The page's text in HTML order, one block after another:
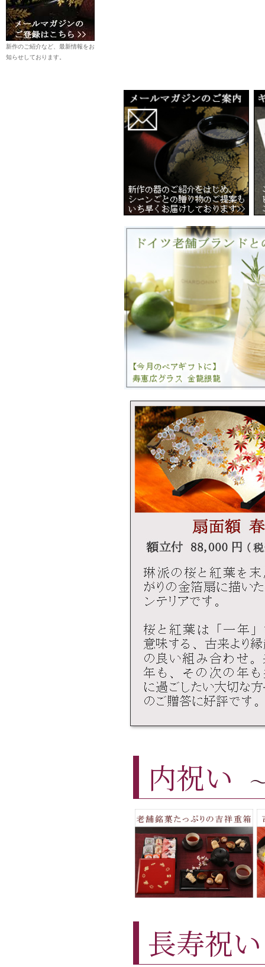
新作のご紹介など、最新情報をお
知らせしております。
内祝い
長寿祝い